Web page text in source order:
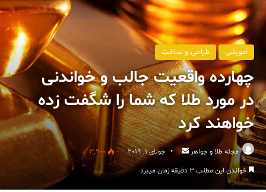
آموزشی طراحی و ساخت
چهارده واقعيت جالب و خواندنی
در مورد طلا که شما را شگفت زده
خواهند کرد
مجله طلا و جواهر
ارسال
ایمیل
جولای 1, 2019
3,900
خواندن این مطلب 3 دقیقه زمان میبرد